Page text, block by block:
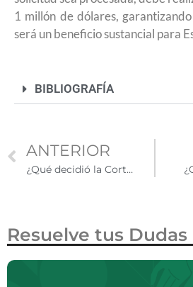
1 millón de dólares,
será un beneficio sustancial para
BIBLIOGRAFÍA
ANTERIOR
¿Qué decidió la Corte Suprema sobre la ciudadanía por nacimiento en Estados Unidos?
Resuelve tus Dudas